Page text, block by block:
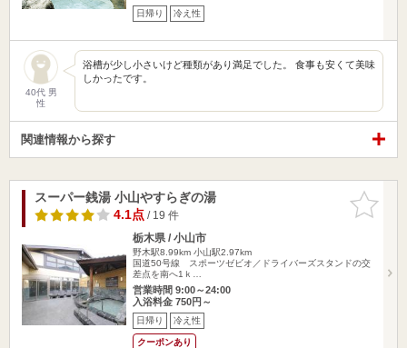
日帰り 冷え性
40代 男
性
浴槽が少し小さいけど種類があり満足でした。 食事も安くて美味
しかったです。
関連情報から探す
お気に入
りに追加
スーパー銭湯 小山やすらぎの湯
4.1点/ 19 件
栃木県 / 小山市
野木駅8.99km 小山駅2.97km
国道50号線 スポーツゼビオ／ドライバーズスタンドの交
差点を南へ1ｋ…
営業時間 9:00～24:00
入浴料金 750円～
日帰り 冷え性
クーポンあり